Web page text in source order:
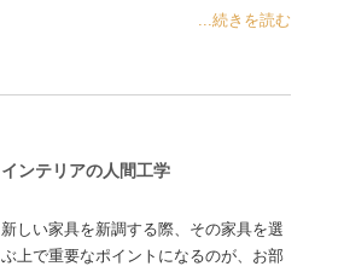
...続きを読む
インテリアの人間工学
新しい家具を新調する際、その家具を選
ぶ上で重要なポイントになるのが、お部